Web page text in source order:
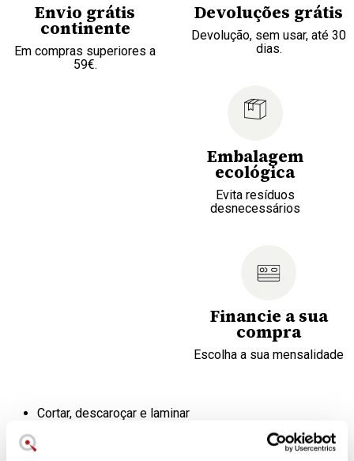
Envio grátis
continente
Em compras superiores a
59€.
Devoluções grátis
Devolução, sem usar, até 30
dias.
Embalagem
ecológica
Evita resíduos
desnecessários
Financie a sua
compra
Escolha a sua mensalidade
Cortar, descaroçar e laminar